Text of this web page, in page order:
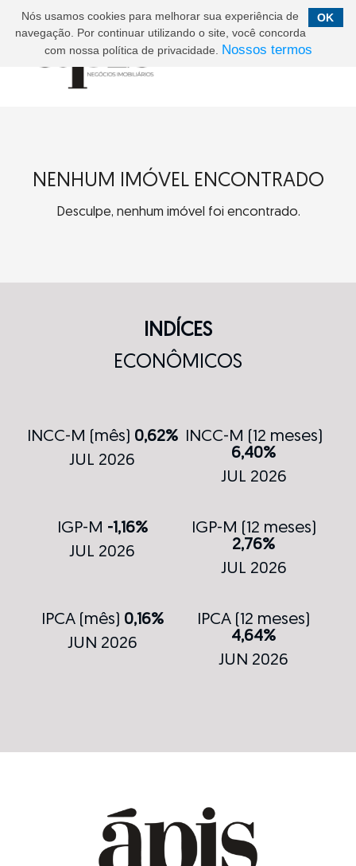
NENHUM IMÓVEL ENCONTRADO
Desculpe, nenhum imóvel foi encontrado.
INDÍCES
ECONÔMICOS
INCC-M (mês) 0,62%
JUL 2026
INCC-M (12 meses)
6,40%
JUL 2026
IGP-M -1,16%
JUL 2026
IGP-M (12 meses)
2,76%
JUL 2026
IPCA (mês) 0,16%
JUN 2026
IPCA (12 meses)
4,64%
JUN 2026
OK
Nós usamos cookies para melhorar sua experiência de
navegação. Por continuar utilizando o site, você concorda
com nossa política de privacidade. Nossos termos